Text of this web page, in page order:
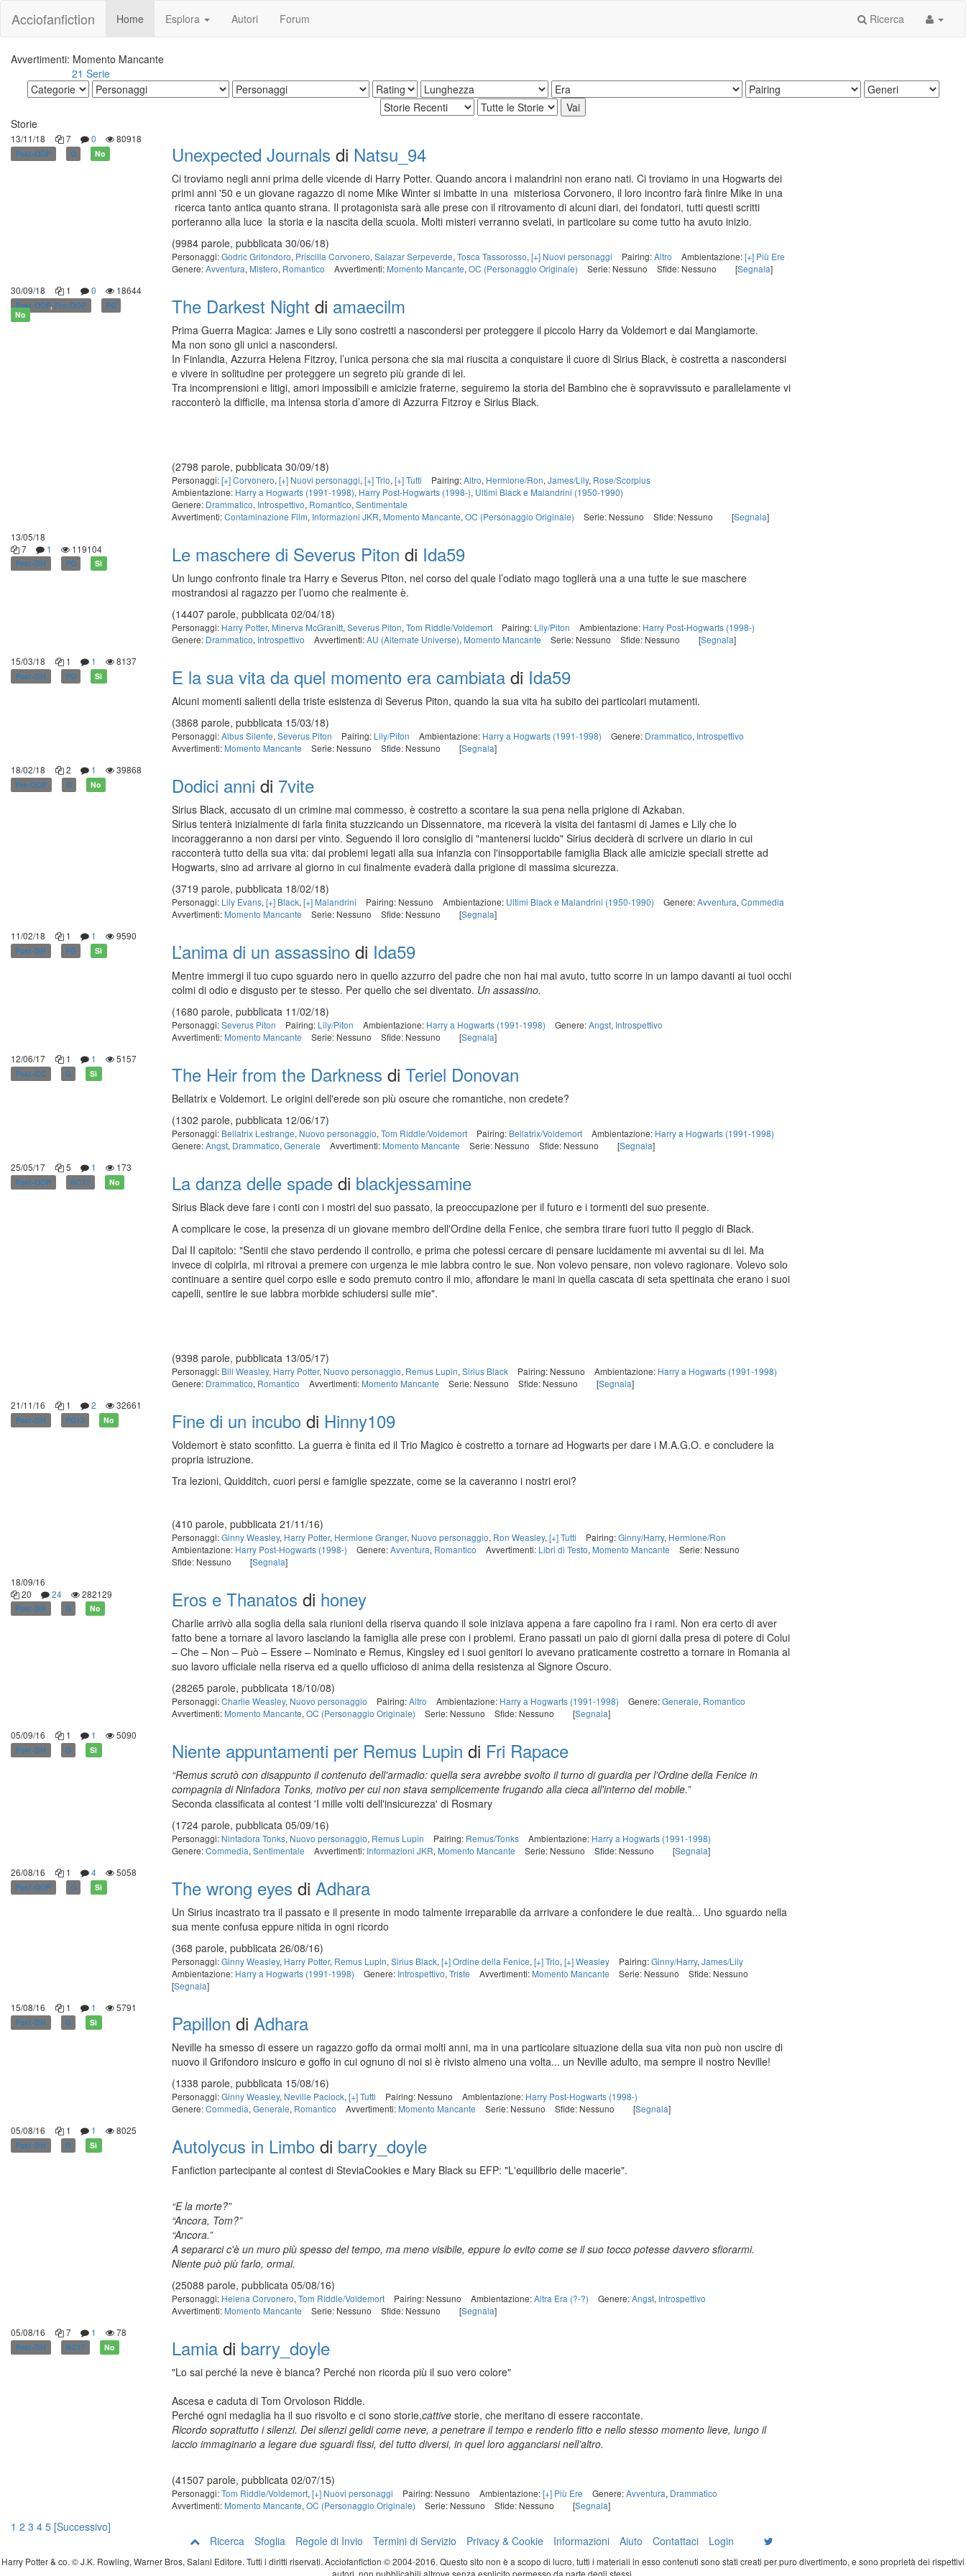
Acciofanfiction Home Esplora Autori Forum Ricerca
Avvertimenti: Momento Mancante
21 Serie
Storie
13/11/18 7 0 80918
Post-OOP G No Unexpected Journals di Natsu_94
Ci troviamo negli anni prima delle vicende di Harry Potter. Quando ancora i malandrini non erano nati. Ci troviamo in una Hogwarts dei
primi anni '50 e un giovane ragazzo di nome Mike Winter si imbatte in una misteriosa Corvonero, il loro incontro farà finire Mike in una
ricerca tanto antica quanto strana. Il protagonista sarà alle prese con il ritrovamento di alcuni diari, dei fondatori, tutti questi scritti
porteranno alla luce la storia e la nascita della scuola. Molti misteri verranno svelati, in particolare su come tutto ha avuto inizio.
(9984 parole, pubblicata 30/06/18)
Personaggi:Godric Grifondoro, Priscilla Corvonero, Salazar Serpeverde, Tosca Tassorosso, [+] Nuovi personaggi Pairing:Altro Ambientazione:[+] Più Ere
Genere:Avventura, Mistero, Romantico Avvertimenti: Momento Mancante, OC (Personaggio Originale) Serie: Nessuno Sfide: Nessuno [Segnala]
30/09/18
1 0 18644
Post-OOP, Pre-OOP
PG
No
The Darkest Night di amaecilm
Prima Guerra Magica: James e Lily sono costretti a nascondersi per proteggere il piccolo Harry da Voldemort e dai Mangiamorte.
Ma non sono gli unici a nascondersi.
In Finlandia, Azzurra Helena Fitzroy, l’unica persona che sia mai riuscita a conquistare il cuore di Sirius Black, è costretta a nascondersi
e vivere in solitudine per proteggere un segreto più grande di lei.
Tra incomprensioni e litigi, amori impossibili e amicizie fraterne, seguiremo la storia del Bambino che è sopravvissuto e parallelamente vi
racconterò la difficile, ma intensa storia d’amore di Azzurra Fitzroy e Sirius Black.
(2798 parole, pubblicata 30/09/18)
Personaggi:[+] Corvonero, [+] Nuovi personaggi, [+] Trio, [+] Tutti Pairing:Altro, Hermione/Ron, James/Lily, Rose/Scorpius
Ambientazione: Harry a Hogwarts (1991-1998), Harry Post-Hogwarts (1998-), Ultimi Black e Malandrini (1950-1990)
Genere: Drammatico, Introspettivo, Romantico, Sentimentale
Avvertimenti:Contaminazione Film, Informazioni JKR, Momento Mancante, OC (Personaggio Originale) Serie: Nessuno Sfide: Nessuno [Segnala]
13/05/18
7
1 119104
Post-DH PG Sì Le maschere di Severus Piton di Ida59
Un lungo confronto finale tra Harry e Severus Piton, nel corso del quale l’odiato mago toglierà una a una tutte le sue maschere
mostrandosi al ragazzo per l’uomo che realmente è.
(14407 parole, pubblicata 02/04/18)
Personaggi: Harry Potter, Minerva McGranitt, Severus Piton, Tom Riddle/Voldemort Pairing: Lily/Piton Ambientazione: Harry Post-Hogwarts (1998-)
Genere: Drammatico, Introspettivo Avvertimenti:AU (Alternate Universe), Momento Mancante Serie: Nessuno Sfide: Nessuno [Segnala]
15/03/18
1 1 8137
Post-DH PG Sì E la sua vita da quel momento era cambiata di Ida59
Alcuni momenti salienti della triste esistenza di Severus Piton, quando la sua vita ha subito dei particolari mutamenti.
(3868 parole, pubblicata 15/03/18)
Personaggi:Albus Silente, Severus Piton Pairing: Lily/Piton Ambientazione: Harry a Hogwarts (1991-1998) Genere: Drammatico, Introspettivo
Avvertimenti: Momento Mancante Serie: Nessuno Sfide: Nessuno [Segnala]
18/02/18
2 1 39868
Pre-OOP G No Dodici anni di 7vite
Sirius Black, accusato di un crimine mai commesso, è costretto a scontare la sua pena nella prigione di Azkaban.
Sirius tenterà inizialmente di farla finita stuzzicando un Dissennatore, ma riceverà la visita dei fantasmi di James e Lily che lo
incoraggeranno a non darsi per vinto. Seguendo il loro consiglio di "mantenersi lucido" Sirius deciderà di scrivere un diario in cui
racconterà tutto della sua vita: dai problemi legati alla sua infanzia con l'insopportabile famiglia Black alle amicizie speciali strette ad
Hogwarts, sino ad arrivare al giorno in cui finalmente evaderà dalla prigione di massima sicurezza.
(3719 parole, pubblicata 18/02/18)
Personaggi: Lily Evans, [+] Black, [+] Malandrini Pairing: Nessuno Ambientazione: Ultimi Black e Malandrini (1950-1990) Genere:Avventura, Commedia
Avvertimenti: Momento Mancante Serie: Nessuno Sfide: Nessuno [Segnala]
11/02/18
1 1 9590
Post-DH PG Sì L’anima di un assassino di Ida59
Mentre immergi il tuo cupo sguardo nero in quello azzurro del padre che non hai mai avuto, tutto scorre in un lampo davanti ai tuoi occhi
colmi di odio e disgusto per te stesso. Per quello che sei diventato. Un assassino.
(1680 parole, pubblicata 11/02/18)
Personaggi:Severus Piton Pairing: Lily/Piton Ambientazione: Harry a Hogwarts (1991-1998) Genere:Angst, Introspettivo
Avvertimenti: Momento Mancante Serie: Nessuno Sfide: Nessuno [Segnala]
12/06/17
1 1 5157
Post-CC G Sì The Heir from the Darkness di Teriel Donovan
Bellatrix e Voldemort. Le origini dell'erede son più oscure che romantiche, non credete?
(1302 parole, pubblicata 12/06/17)
Personaggi: Bellatrix Lestrange, Nuovo personaggio, Tom Riddle/Voldemort Pairing: Bellatrix/Voldemort Ambientazione: Harry a Hogwarts (1991-1998)
Genere:Angst, Drammatico, Generale Avvertimenti: Momento Mancante Serie: Nessuno Sfide: Nessuno [Segnala]
25/05/17
5 1 173
Post-OOP NC17 No La danza delle spade di blackjessamine
Sirius Black deve fare i conti con i mostri del suo passato, la preoccupazione per il futuro e i tormenti del suo presente.
A complicare le cose, la presenza di un giovane membro dell'Ordine della Fenice, che sembra tirare fuori tutto il peggio di Black.
Dal II capitolo: "Sentii che stavo perdendo il controllo, e prima che potessi cercare di pensare lucidamente mi avventai su di lei. Ma
invece di colpirla, mi ritrovai a premere con urgenza le mie labbra contro le sue. Non volevo pensare, non volevo ragionare. Volevo solo
continuare a sentire quel corpo esile e sodo premuto contro il mio, affondare le mani in quella cascata di seta spettinata che erano i suoi
capelli, sentire le sue labbra morbide schiudersi sulle mie".
(9398 parole, pubblicata 13/05/17)
Personaggi: Bill Weasley, Harry Potter, Nuovo personaggio, Remus Lupin, Sirius Black Pairing: Nessuno Ambientazione: Harry a Hogwarts (1991-1998)
Genere: Drammatico, Romantico Avvertimenti: Momento Mancante Serie: Nessuno Sfide: Nessuno [Segnala]
21/11/16
1 2 32661
Post-DH PG13 No Fine di un incubo di Hinny109
Voldemort è stato sconfitto. La guerra è finita ed il Trio Magico è costretto a tornare ad Hogwarts per dare i M.A.G.O. e concludere la
propria istruzione.
Tra lezioni, Quidditch, cuori persi e famiglie spezzate, come se la caveranno i nostri eroi?
(410 parole, pubblicata 21/11/16)
Personaggi:Ginny Weasley, Harry Potter, Hermione Granger, Nuovo personaggio, Ron Weasley, [+] Tutti Pairing:Ginny/Harry, Hermione/Ron
Ambientazione: Harry Post-Hogwarts (1998-) Genere:Avventura, Romantico Avvertimenti: Libri di Testo, Momento Mancante
Serie: Nessuno
Sfide: Nessuno
[Segnala]
18/09/16
20
24 282129
Post-DH G No Eros e Thanatos di honey
Charlie arrivò alla soglia della sala riunioni della riserva quando il sole iniziava appena a fare capolino fra i rami. Non era certo di aver
fatto bene a tornare al lavoro lasciando la famiglia alle prese con i problemi. Erano passati un paio di giorni dalla presa di potere di Colui
– Che – Non – Può – Essere – Nominato e Remus, Kingsley ed i suoi genitori lo avevano praticamente costretto a tornare in Romania al
suo lavoro ufficiale nella riserva ed a quello ufficioso di anima della resistenza al Signore Oscuro.
(28265 parole, pubblicata 18/10/08)
Personaggi:Charlie Weasley, Nuovo personaggio Pairing:Altro Ambientazione: Harry a Hogwarts (1991-1998) Genere:Generale, Romantico
Avvertimenti: Momento Mancante, OC (Personaggio Originale) Serie: Nessuno Sfide: Nessuno [Segnala]
05/09/16
1 1 5090
Post-DH G Sì Niente appuntamenti per Remus Lupin di Fri Rapace
“Remus scrutò con disappunto il contenuto dell'armadio: quella sera avrebbe svolto il turno di guardia per l'Ordine della Fenice in
compagnia di Ninfadora Tonks, motivo per cui non stava semplicemente frugando alla cieca all'interno del mobile.”
Seconda classificata al contest 'I mille volti dell'insicurezza' di Rosmary
(1724 parole, pubblicata 05/09/16)
Personaggi: Ninfadora Tonks, Nuovo personaggio, Remus Lupin Pairing: Remus/Tonks Ambientazione: Harry a Hogwarts (1991-1998)
Genere:Commedia, Sentimentale Avvertimenti: Informazioni JKR, Momento Mancante Serie: Nessuno Sfide: Nessuno [Segnala]
26/08/16
1 4 5058
Post-OOP G Sì The wrong eyes di Adhara
Un Sirius incastrato tra il passato e il presente in modo talmente irreparabile da arrivare a confondere le due realtà... Uno sguardo nella
sua mente confusa eppure nitida in ogni ricordo
(368 parole, pubblicata 26/08/16)
Personaggi:Ginny Weasley, Harry Potter, Remus Lupin, Sirius Black, [+] Ordine della Fenice, [+] Trio, [+] Weasley Pairing:Ginny/Harry, James/Lily
Ambientazione: Harry a Hogwarts (1991-1998) Genere: Introspettivo, Triste Avvertimenti: Momento Mancante Serie: Nessuno
Sfide: Nessuno
[Segnala]
15/08/16
1 1 5791
Post-DH G Sì Papillon di Adhara
Neville ha smesso di essere un ragazzo goffo da ormai molti anni, ma in una particolare situazione della sua vita non può non uscire di
nuovo il Grifondoro insicuro e goffo in cui ognuno di noi si è rivisto almeno una volta... un Neville adulto, ma sempre il nostro Neville!
(1338 parole, pubblicata 15/08/16)
Personaggi:Ginny Weasley, Neville Paciock, [+] Tutti Pairing: Nessuno Ambientazione: Harry Post-Hogwarts (1998-)
Genere:Commedia, Generale, Romantico Avvertimenti: Momento Mancante Serie: Nessuno Sfide: Nessuno [Segnala]
05/08/16
1 1 8025
Post-DH R Sì Autolycus in Limbo di barry_doyle
Fanfiction partecipante al contest di SteviaCookies e Mary Black su EFP: "L'equilibrio delle macerie".
“E la morte?”
“Ancora, Tom?”
“Ancora.”
A separarci c'è un muro più spesso del tempo, ma meno visibile, eppure lo evito come se il suo tocco potesse davvero sfiorarmi.
Niente può più farlo, ormai.
(25088 parole, pubblicata 05/08/16)
Personaggi: Helena Corvonero, Tom Riddle/Voldemort Pairing: Nessuno Ambientazione:Altra Era (?-?) Genere:Angst, Introspettivo
Avvertimenti: Momento Mancante Serie: Nessuno Sfide: Nessuno [Segnala]
05/08/16
7 1 78
Post-DH NC17 No Lamia di barry_doyle
"Lo sai perché la neve è bianca? Perché non ricorda più il suo vero colore"
Ascesa e caduta di Tom Orvoloson Riddle.
Perché ogni medaglia ha il suo risvolto e ci sono storie,cattive storie, che meritano di essere raccontate.
Ricordo soprattutto i silenzi. Dei silenzi gelidi come neve, a penetrare il tempo e renderlo fitto e nello stesso momento lieve, lungo il
laccio immaginario a legare due sguardi fissi, del tutto diversi, in quel loro agganciarsi nell’altro.
(41507 parole, pubblicata 02/07/15)
Personaggi:Tom Riddle/Voldemort, [+] Nuovi personaggi Pairing: Nessuno Ambientazione:[+] Più Ere Genere:Avventura, Drammatico
Avvertimenti: Momento Mancante, OC (Personaggio Originale) Serie: Nessuno Sfide: Nessuno [Segnala]
1 2 3 4 5 [Successivo]
Ricerca
Sfoglia Regole di Invio Termini di Servizio Privacy & Cookie Informazioni Aiuto Contattaci Login
Harry Potter & co. © J.K. Rowling, Warner Bros, Salani Editore. Tutti i diritti riservati. Acciofanfiction © 2004-2016. Questo sito non è a scopo di lucro, tutti i materiali in esso contenuti sono stati creati per puro divertimento, e sono proprietà dei rispettivi
autori, non pubblicabili altrove senza esplicito permesso da parte degli stessi.